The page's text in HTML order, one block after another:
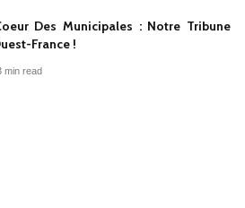
Des Municipales : Notre Tribune
France !
min read